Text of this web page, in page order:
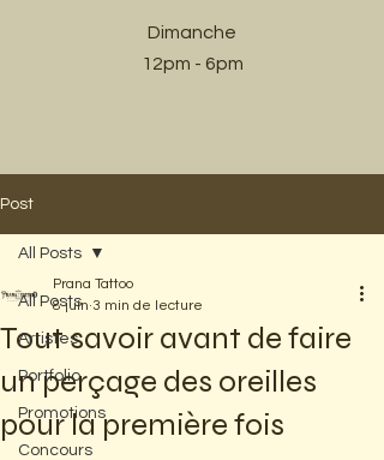
Dimanche
12pm - 6pm
Post
All Posts
Artistes
Portfolio
Promotions
Concours
All Posts
Tout savoir avant de faire
un perçage des oreilles
pour la première fois
Prana Tattoo
8 juin 3 min de lecture